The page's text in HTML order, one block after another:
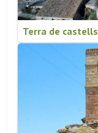
Terra de castells